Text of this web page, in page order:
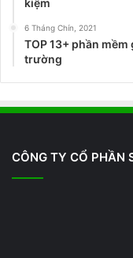
kiệm
6 Tháng Chín, 2021
TOP 13+ phần
trường
CÔNG TY CỔ PHẦN